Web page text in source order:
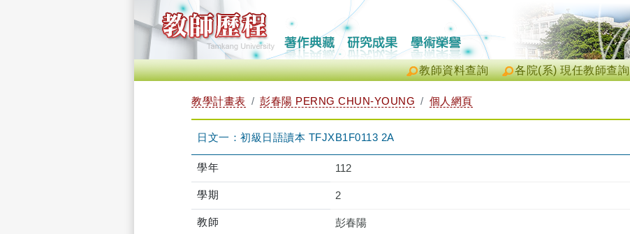
各院(系) 現任教師查詢
教師資料查詢
教學計畫表 彭春陽 PERNG CHUN-YOUNG 個人網頁
日文一：初級日語讀本 TFJXB1F0113 2A
學年 112
學期 2
教師 彭春陽